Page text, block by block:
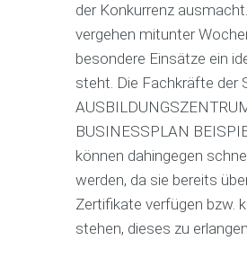
der Konkurrenz
vergehen mitunter
besondere Einsätze ein
steht. Die Fachkräfte der
BUSINESSPLAN
können dahingegen
werden, da sie bereits
Zertifikate verfügen bzw.
stehen, dieses zu